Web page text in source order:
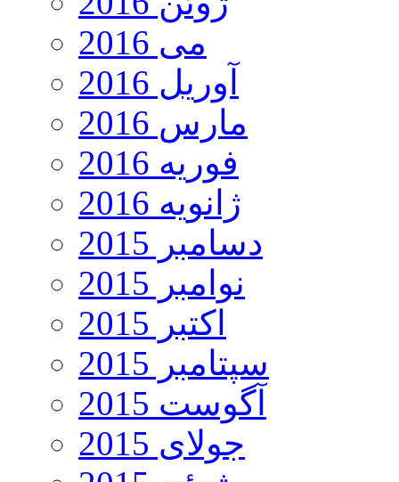
می 2016
آوریل 2016
مارس 2016
فوریه 2016
ژانویه 2016
دسامبر 2015
نوامبر 2015
اکتبر 2015
سپتامبر 2015
آگوست 2015
جولای 2015